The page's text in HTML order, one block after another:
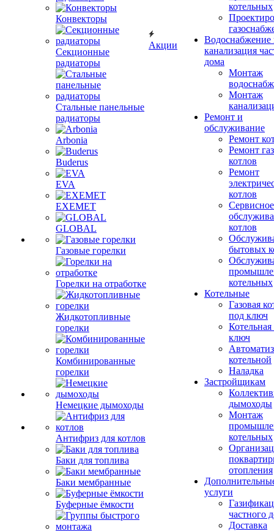
Конвекторы
Секционные
радиаторы
Стальные панельные
радиаторы
Arbonia
Buderus
EVA
EXEMET
GLOBAL
Газовые горелки
Горелки на отработке
Жидкотопливные
горелки
Комбинированные
горелки
Немецкие дымоходы
Антифриз для котлов
Баки для топлива
Баки мембранные
Буферные ёмкости
Акции
котельных
Водоснабжение
канализация
дома
Монтаж
Монтаж
Ремонт и
обслуживание
Ремонт
Ремонт
котлов
Ремонт
котлов
Сервисное
котлов
бытовых
котельных
Котельные
Газовая
под ключ
ключ
котельной
Наладка
Застройщикам
дымоходы
Монтаж
котельных
отопления
услуги
частного
Доставка